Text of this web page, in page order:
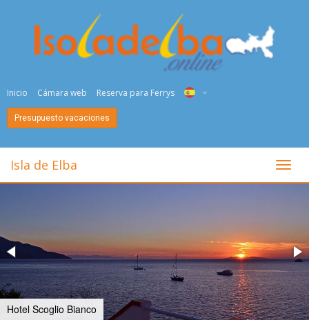
Inicio Cámara web Reserva para Ferrys
DEU
FRA
PYC
DAN
Presupuesto vacaciones
Isla de Elba
Hotel Scoglio Bianco